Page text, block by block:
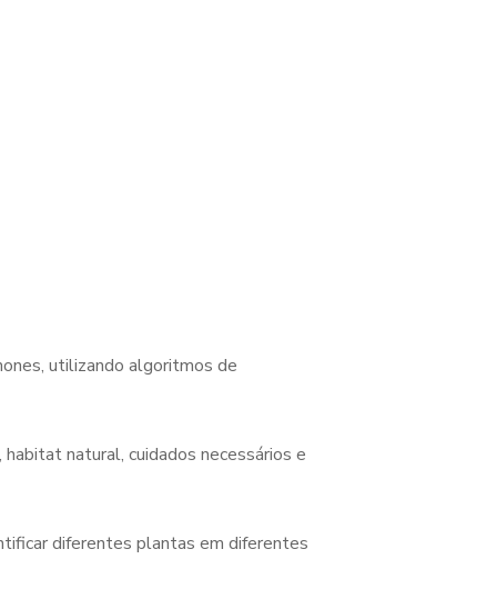
utilizando algoritmos de
natural, cuidados necessários e
diferentes plantas em diferentes